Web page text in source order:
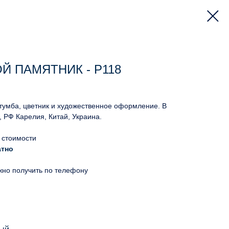
ПАМЯТНИК - Р118
цветник и художественное оформление. В
Карелия, Китай, Украина.
получить по телефону